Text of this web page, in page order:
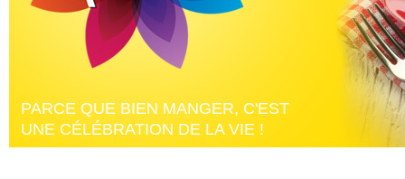
PARCE QUE BIEN MANGER, C'EST
UNE CÉLÉBRATION DE LA VIE !